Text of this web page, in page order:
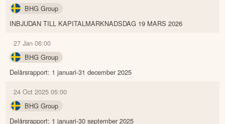
BHG Group
INBJUDAN TILL KAPITALMARKNADSDAG 19 MARS 2026
27 Jan 06:00
BHG Group
Delårsrapport: 1 januari-31 december 2025
24 Oct 2025 05:00
BHG Group
Delårsrapport: 1 januari-30 september 2025